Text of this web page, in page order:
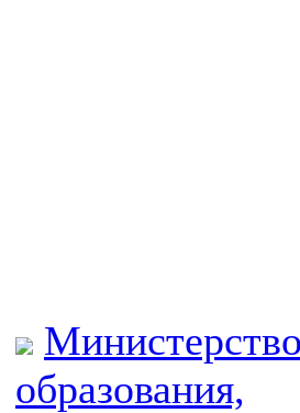
Министерство
образования,